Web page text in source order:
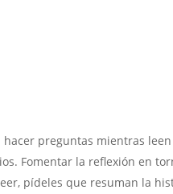
preguntas mientras
Fomentar la reflexión en
pídeles que resuman la